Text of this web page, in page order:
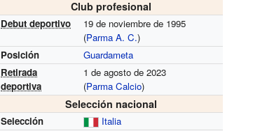
Club profesional
Debut deportivo
19 de noviembre de 1995
(Parma A. C.)
Posición
Guardameta
Retirada
deportiva
1 de agosto de 2023
(Parma Calcio)
Selección nacional
Selección
Italia